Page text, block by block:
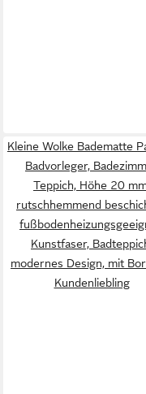
Kleine Wolke Badematte
Badvorleger,
Teppich, Höhe 20
rutschhemmend
Kunstfaser,
modernes Design, mit
Kundenliebling